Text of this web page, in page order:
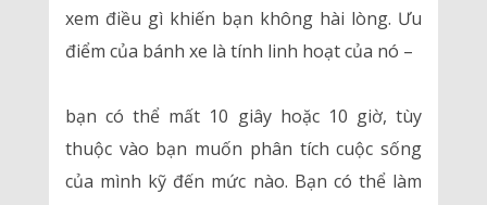
xem điều gì khiến bạn không hài lòng. Ưu
điểm của bánh xe là tính linh hoạt của nó –
bạn có thể mất 10 giây hoặc 10 giờ, tùy
thuộc vào bạn muốn phân tích cuộc sống
của mình kỹ đến mức nào. Bạn có thể làm